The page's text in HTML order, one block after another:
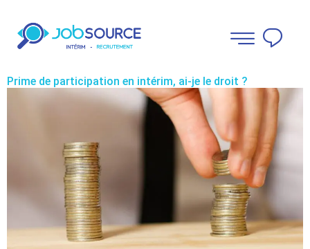
Prime de participation en intérim, ai-je le droit ?